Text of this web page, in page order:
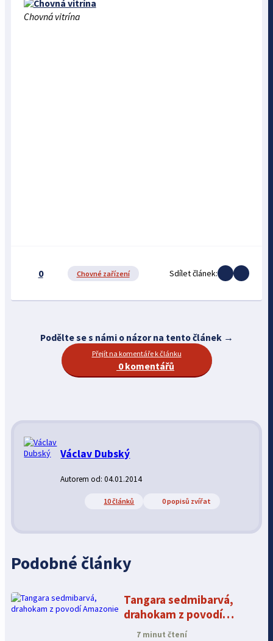
Chovná vitrína
0 Chovné zařízení Sdílet článek:
Podělte se s námi o názor na tento článek →
Přejít na komentáře k článku
0 komentářů
Václav Dubský
Autorem od: 04.01.2014
10 článků 0 popisů zvířat
Podobné články
Tangara sedmibarvá,
drahokam z povodí
Amazonie
7 minut čtení